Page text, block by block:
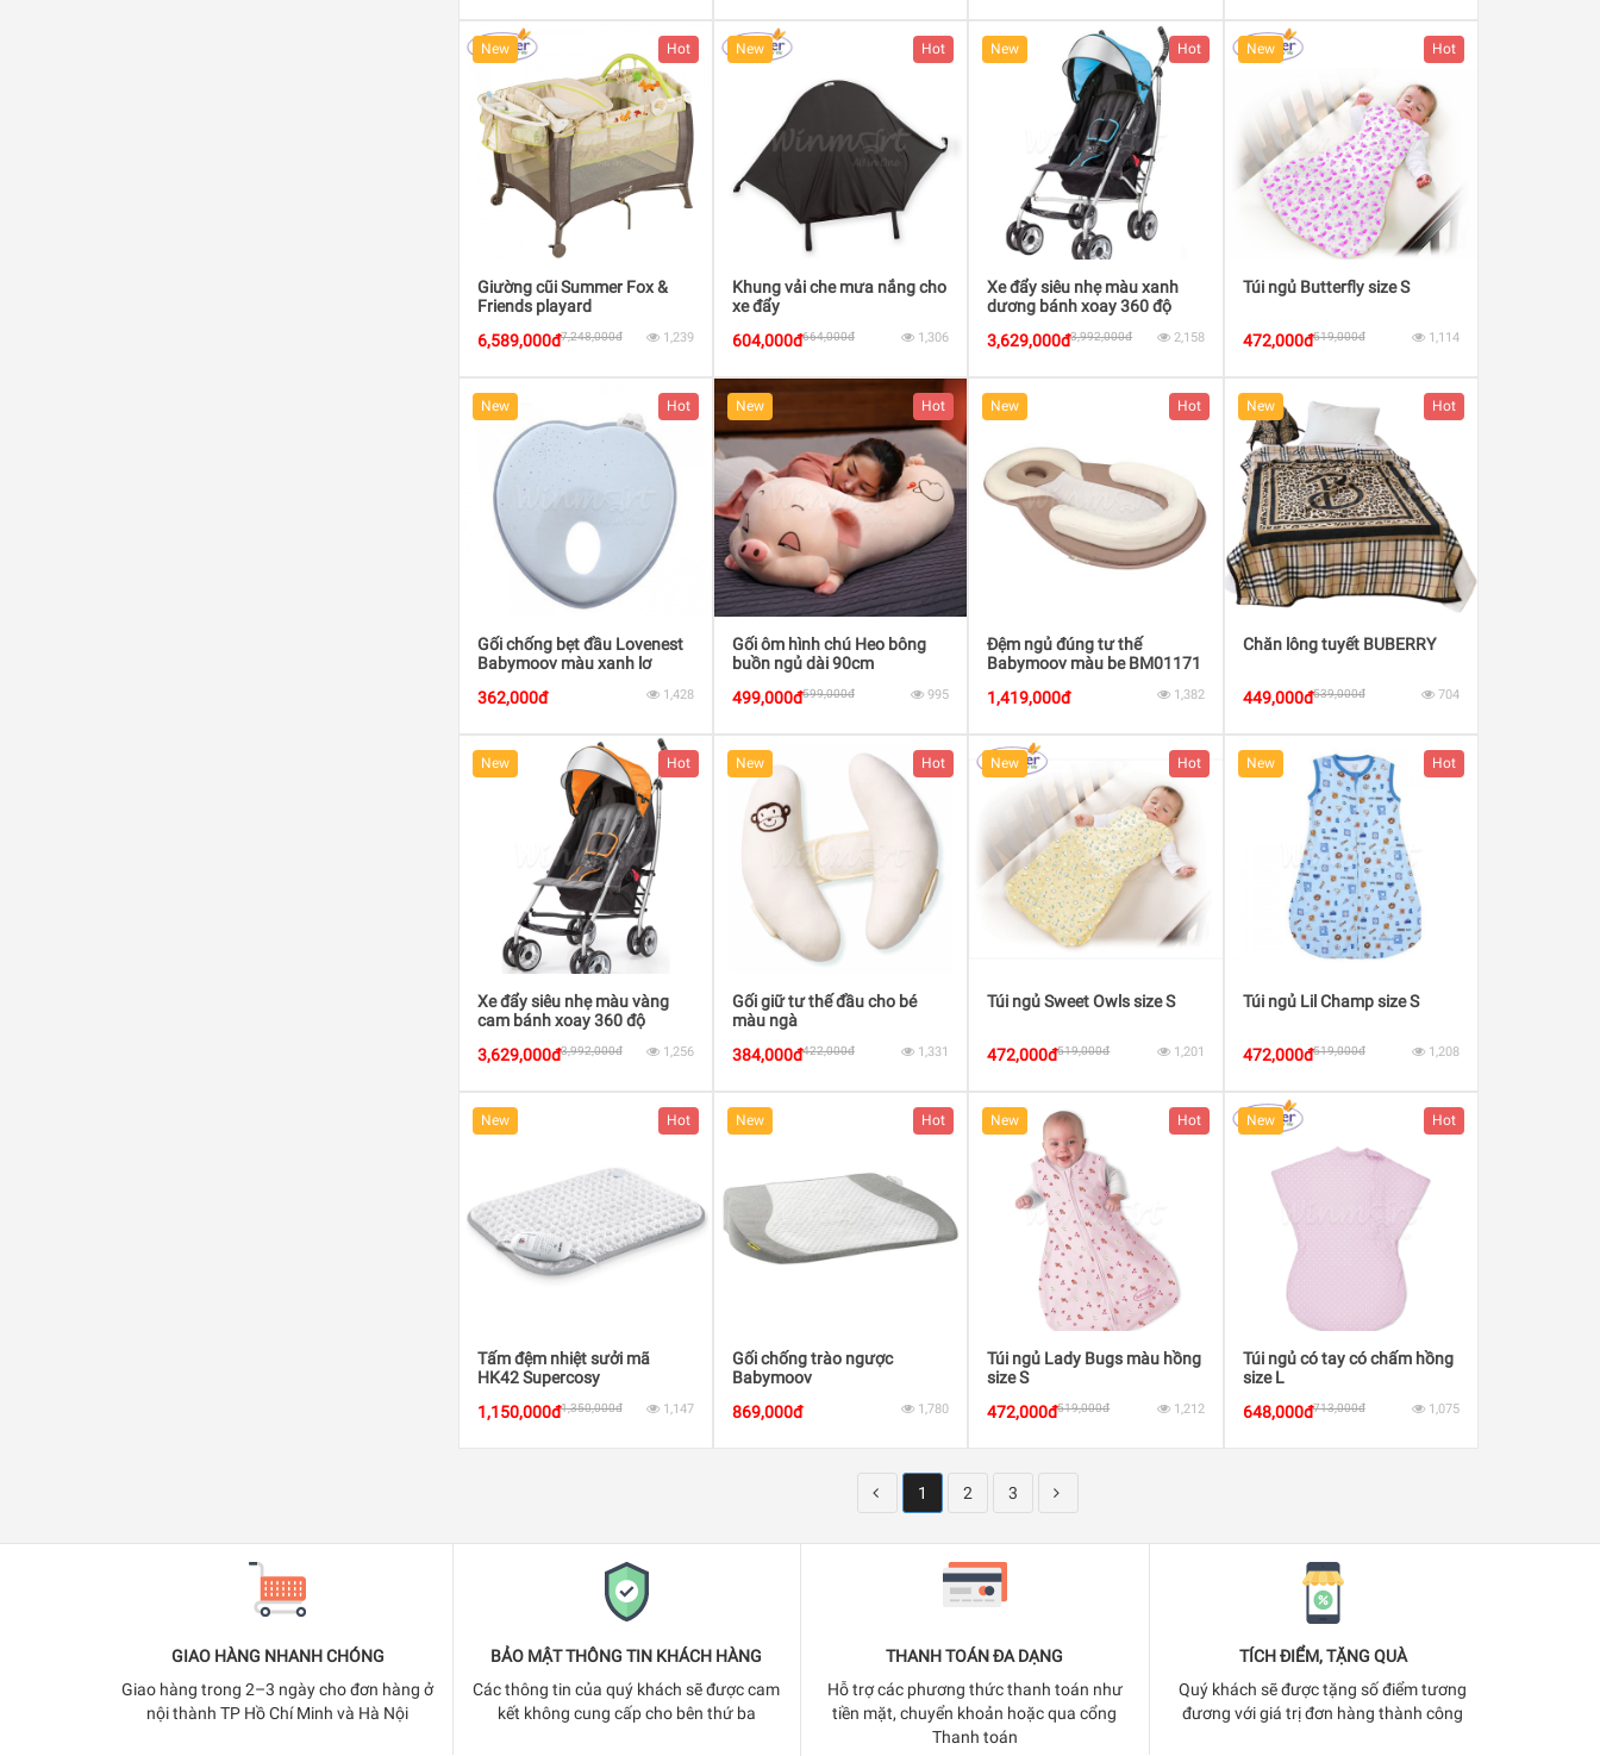
New Hot
Giường cũi Summer Fox &
Friends playard
6,589,000đ7,248,000đ 1,239
New Hot
Khung vải che mưa nắng cho
xe đẩy
604,000đ664,000đ 1,306
New Hot
Xe đẩy siêu nhẹ màu xanh
dương bánh xoay 360 độ
3,629,000đ3,992,000đ 2,158
New Hot
Túi ngủ Butterfly size S
472,000đ519,000đ 1,114
New Hot
Gối chống bẹt đầu Lovenest
Babymoov màu xanh lơ
362,000đ
1,428
New Hot
Gối ôm hình chú Heo bông
buồn ngủ dài 90cm
499,000đ599,000đ 995
New Hot
Đệm ngủ đúng tư thế
Babymoov màu be BM01171
1,419,000đ
1,382
New Hot
Chăn lông tuyết BUBERRY
449,000đ539,000đ 704
New Hot
Xe đẩy siêu nhẹ màu vàng
cam bánh xoay 360 độ
3,629,000đ3,992,000đ 1,256
New Hot
Gối giữ tư thế đầu cho bé
màu ngà
384,000đ422,000đ 1,331
New Hot
Túi ngủ Sweet Owls size S
472,000đ519,000đ 1,201
New Hot
Túi ngủ Lil Champ size S
472,000đ519,000đ 1,208
New Hot
Tấm đệm nhiệt sưởi mã
HK42 Supercosy
1,150,000đ1,350,000đ 1,147
New Hot
Gối chống trào ngược
Babymoov
869,000đ
1,780
New Hot
Túi ngủ Lady Bugs màu hồng
size S
472,000đ519,000đ 1,212
New Hot
Túi ngủ có tay có chấm hồng
size L
648,000đ713,000đ 1,075
1 2 3
GIAO HÀNG NHANH CHÓNG
Giao hàng trong 2–3 ngày cho đơn hàng ở
nội thành TP Hồ Chí Minh và Hà Nội
BẢO MẬT THÔNG TIN KHÁCH HÀNG
Các thông tin của quý khách sẽ được cam
kết không cung cấp cho bên thứ ba
THANH TOÁN ĐA DẠNG
Hỗ trợ các phương thức thanh toán như
tiền mặt, chuyển khoản hoặc qua cổng
Thanh toán
TÍCH ĐIỂM, TẶNG QUÀ
Quý khách sẽ được tặng số điểm tương
đương với giá trị đơn hàng thành công